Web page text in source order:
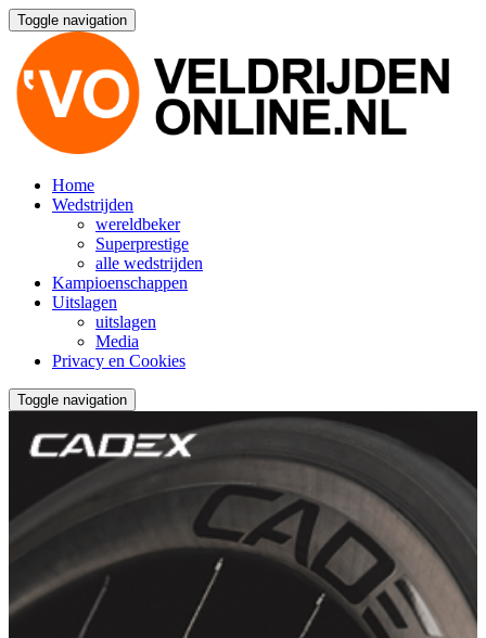
Toggle navigation
Home
Wedstrijden
wereldbeker
Superprestige
alle wedstrijden
Kampioenschappen
Uitslagen
uitslagen
Media
Privacy en Cookies
Toggle navigation